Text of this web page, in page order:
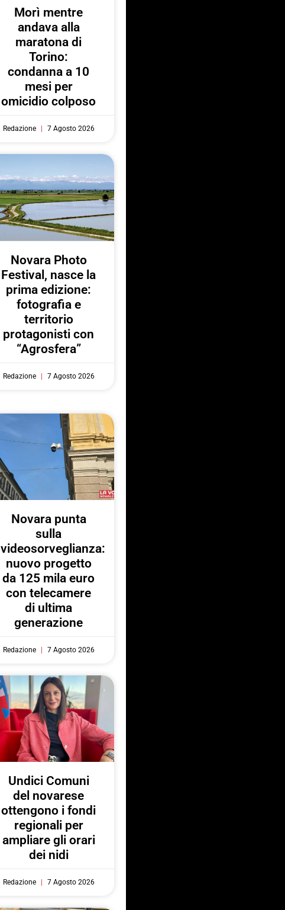
Morì mentre
andava alla
maratona di
Torino:
condanna a 10
mesi per
omicidio colposo
Redazione 7 Agosto 2026
Novara Photo
Festival, nasce la
prima edizione:
fotografia e
territorio
protagonisti con
“Agrosfera”
Redazione 7 Agosto 2026
Novara punta
sulla
videosorveglianza:
nuovo progetto
da 125 mila euro
con telecamere
di ultima
generazione
Redazione 7 Agosto 2026
Undici Comuni
del novarese
ottengono i fondi
regionali per
ampliare gli orari
dei nidi
Redazione 7 Agosto 2026